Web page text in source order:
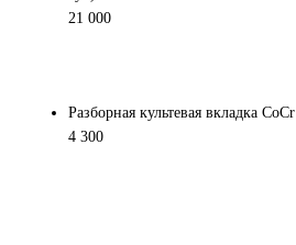
21 000
Разборная культевая вкладка CoCr
4 300